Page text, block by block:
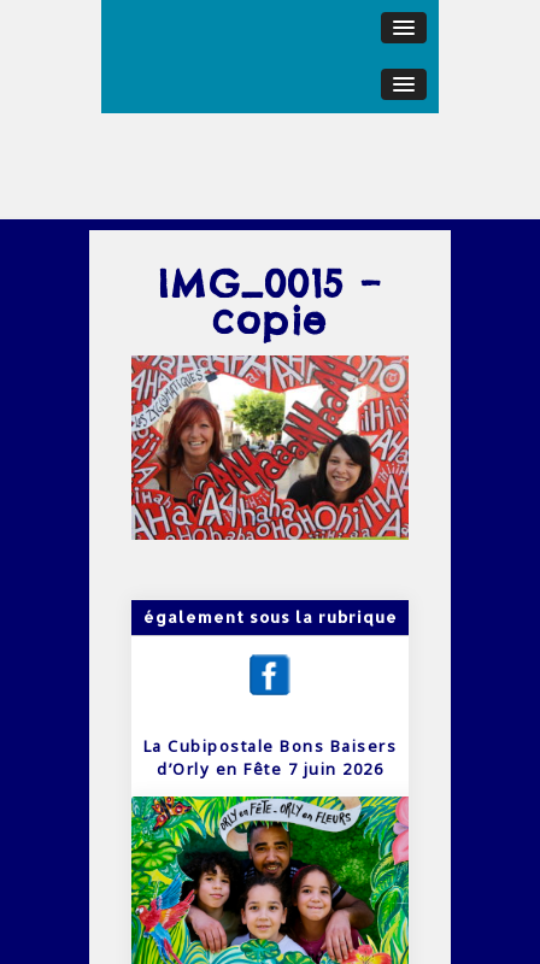
IMG_0015 –
copie
également sous la rubrique
La Cubipostale Bons Baisers
d’Orly en Fête 7 juin 2026